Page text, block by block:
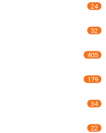
24
32
405
179
34
22